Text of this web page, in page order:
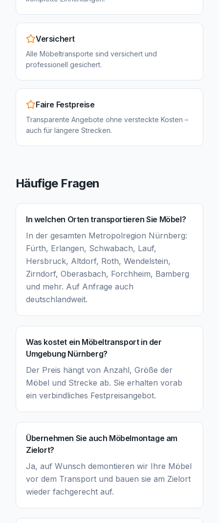
Versichert
Alle Möbeltransporte sind versichert und
professionell gesichert.
Faire Festpreise
Transparente Angebote ohne versteckte Kosten –
auch für längere Strecken.
Häufige Fragen
In welchen Orten transportieren Sie Möbel?
In der gesamten Metropolregion Nürnberg:
Fürth, Erlangen, Schwabach, Lauf,
Hersbruck, Altdorf, Roth, Wendelstein,
Zirndorf, Oberasbach, Forchheim, Bamberg
und mehr. Auf Anfrage auch
deutschlandweit.
Was kostet ein Möbeltransport in der
Umgebung Nürnberg?
Der Preis hängt von Anzahl, Größe der
Möbel und Strecke ab. Sie erhalten vorab
ein verbindliches Festpreisangebot.
Übernehmen Sie auch Möbelmontage am
Zielort?
Ja, auf Wunsch demontieren wir Ihre Möbel
vor dem Transport und bauen sie am Zielort
wieder fachgerecht auf.